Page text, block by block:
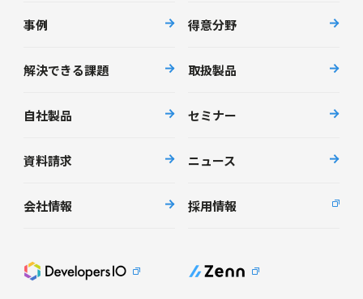
事例 得意分野
解決できる課題 取扱製品
自社製品 セミナー
資料請求 ニュース
会社情報 採用情報